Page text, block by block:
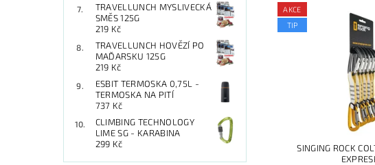
TRAVELLUNCH MYSLIVECKÁ
SMĚS 125G
219 Kč
TRAVELLUNCH HOVĚZÍ PO
MAĎARSKU 125G
219 Kč
ESBIT TERMOSKA 0,75L -
TERMOSKA NA PITÍ
737 Kč
CLIMBING TECHNOLOGY
LIME SG - KARABINA
299 Kč
AKCE
TIP
SINGING ROCK